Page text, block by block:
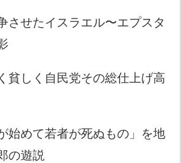
させたイスラエル〜エプスタ
貧しく自民党その総仕上げ高
始めて若者が死ぬもの」を地
の遊説